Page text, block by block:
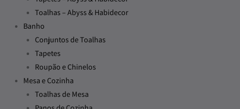
Toalhas – Abyss & Habidecor
Banho
Conjuntos de Toalhas
Tapetes
Roupão e Chinelos
Mesa e Cozinha
Toalhas de Mesa